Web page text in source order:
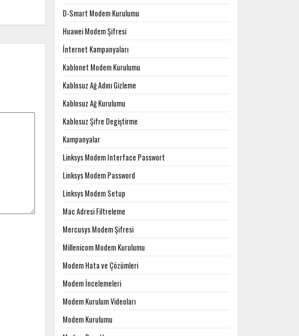
D-Smart Modem Kurulumu
Huawei Modem Şifresi
İnternet Kampanyaları
Kablonet Modem Kurulumu
Kablosuz Ağ Adını Gizleme
Kablosuz Ağ Kurulumu
Kablosuz Şifre Degiştirme
Kampanyalar
Linksys Modem Interface Passwort
Linksys Modem Password
Linksys Modem Setup
Mac Adresi Filtreleme
Mercusys Modem Şifresi
Millenicom Modem Kurulumu
Modem Hata ve Çözümleri
Modem İncelemeleri
Modem Kurulum Videoları
Modem Kurulumu